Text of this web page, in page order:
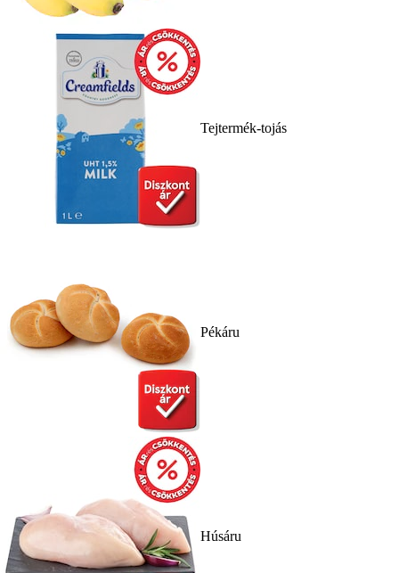
Tejtermék-tojás
Pékáru
Húsáru